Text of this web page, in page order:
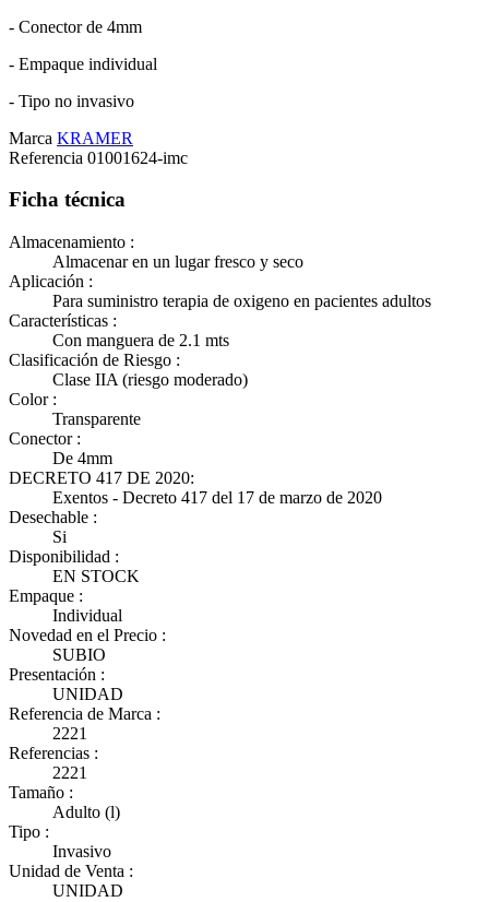
- Conector de 4mm
- Empaque individual
- Tipo no invasivo
Marca KRAMER
Referencia 01001624-imc
Ficha técnica
Almacenamiento :
Almacenar en un lugar fresco y seco
Aplicación :
Para suministro terapia de oxigeno en pacientes adultos
Características :
Con manguera de 2.1 mts
Clasificación de Riesgo :
Clase IIA (riesgo moderado)
Color :
Transparente
Conector :
De 4mm
DECRETO 417 DE 2020:
Exentos - Decreto 417 del 17 de marzo de 2020
Desechable :
Si
Disponibilidad :
EN STOCK
Empaque :
Individual
Novedad en el Precio :
SUBIO
Presentación :
UNIDAD
Referencia de Marca :
2221
Referencias :
2221
Tamaño :
Adulto (l)
Tipo :
Invasivo
Unidad de Venta :
UNIDAD